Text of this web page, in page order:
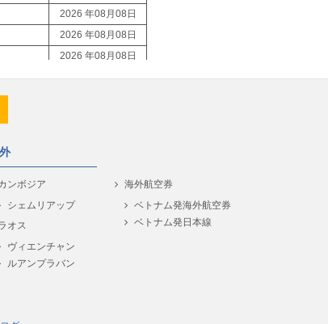
2026 年08月08日
2026 年08月08日
2026 年08月08日
2026 年08月08日
2026 年08月08日
2026 年08月08日
2026 年08月08日
2026 年08月08日
2026 年08月08日
ンボジア
シェムリアップ
オス
ヴィエンチャン
ルアンプラバン
海外航空券
ベトナム発海外航空券
ベトナム発日本線